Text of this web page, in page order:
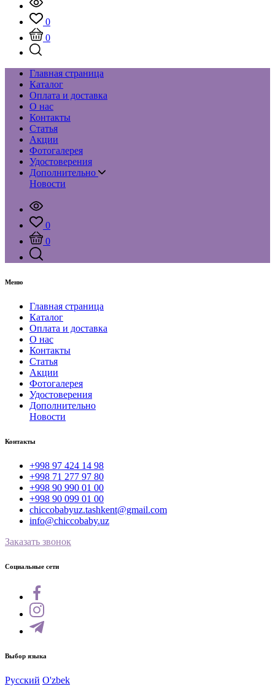
0
0
Главная страница
Каталог
Оплата и доставка
О нас
Контакты
Статья
Акции
Фотогалерея
Удостоверения
Дополнительно
Новости
0
0
Меню
Главная страница
Каталог
Оплата и доставка
О нас
Контакты
Статья
Акции
Фотогалерея
Удостоверения
Дополнительно
Новости
Контакты
+998 97 424 14 98
+998 71 277 97 80
+998 90 990 01 00
+998 90 099 01 00
chiccobabyuz.tashkent@gmail.com
info@chiccobaby.uz
Заказать звонок
Социальные сети
Выбор языка
Русский O'zbek